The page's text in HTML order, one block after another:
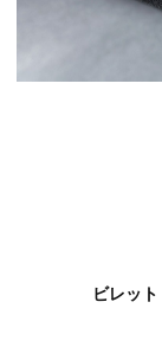
ビレッ